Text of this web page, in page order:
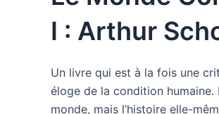
I : Arthur
Un livre qui est à la fois une
éloge de la condition
monde, mais l’histoire elle-